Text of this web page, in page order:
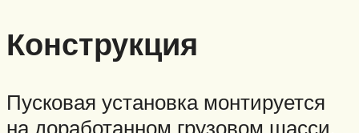
Конструкция
Пусковая установка монтируется
на доработанном грузовом шасси,